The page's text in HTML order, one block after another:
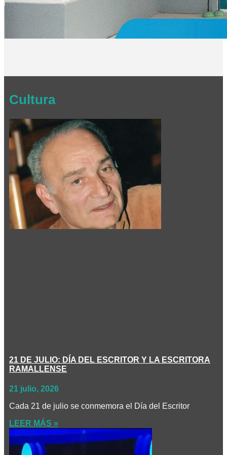
Cultura
21 DE JULIO: DÍA DEL ESCRITOR Y LA ESCRITORA
RAMALLENSE
21 julio, 2026
Cada 21 de julio se conmemora el Día del Escritor
LEER MÁS »